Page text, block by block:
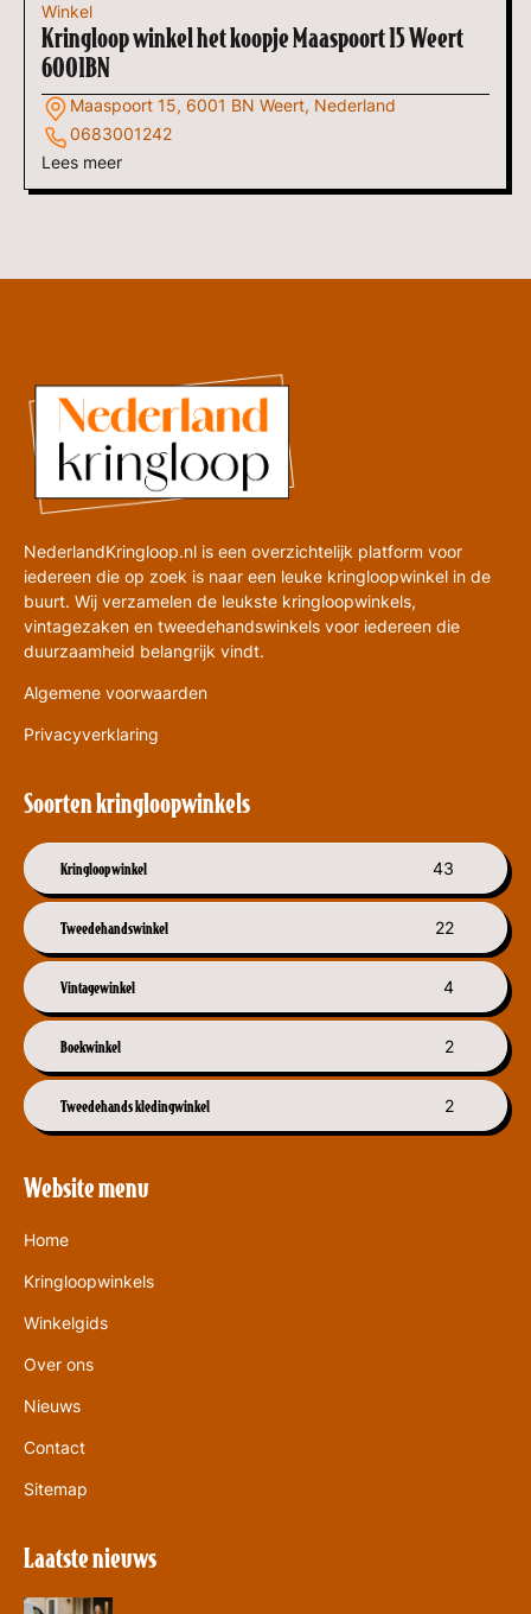
Winkel
Kringloop winkel het koopje Maaspoort 15 Weert
6001BN
Maaspoort 15, 6001 BN Weert, Nederland
0683001242
Lees meer
NederlandKringloop.nl is een overzichtelijk platform voor
iedereen die op zoek is naar een leuke kringloopwinkel in de
buurt. Wij verzamelen de leukste kringloopwinkels,
vintagezaken en tweedehandswinkels voor iedereen die
duurzaamheid belangrijk vindt.
Algemene voorwaarden
Privacyverklaring
Soorten kringloopwinkels
Kringloopwinkel 43
Tweedehandswinkel 22
Vintagewinkel 4
Boekwinkel 2
Tweedehands kledingwinkel 2
Website menu
Home
Kringloopwinkels
Winkelgids
Over ons
Nieuws
Contact
Sitemap
Laatste nieuws